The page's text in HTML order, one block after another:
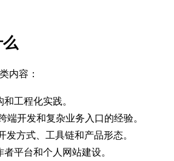
内容：
工程化实践。
端开发和复杂业务入口的经验。
发方式、工具链和产品形态。
平台和个人网站建设。